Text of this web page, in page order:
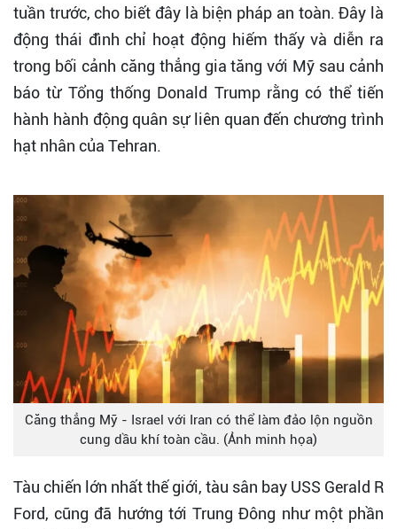
tuần trước, cho biết đây là biện pháp an toàn. Đây là
động thái đình chỉ hoạt động hiếm thấy và diễn ra
trong bối cảnh căng thẳng gia tăng với Mỹ sau cảnh
báo từ Tổng thống Donald Trump rằng có thể tiến
hành hành động quân sự liên quan đến chương trình
hạt nhân của Tehran.
Căng thẳng Mỹ - Israel với Iran có thể làm đảo lộn nguồn
cung dầu khí toàn cầu. (Ảnh minh họa)
Tàu chiến lớn nhất thế giới, tàu sân bay USS Gerald R
Ford, cũng đã hướng tới Trung Đông như một phần